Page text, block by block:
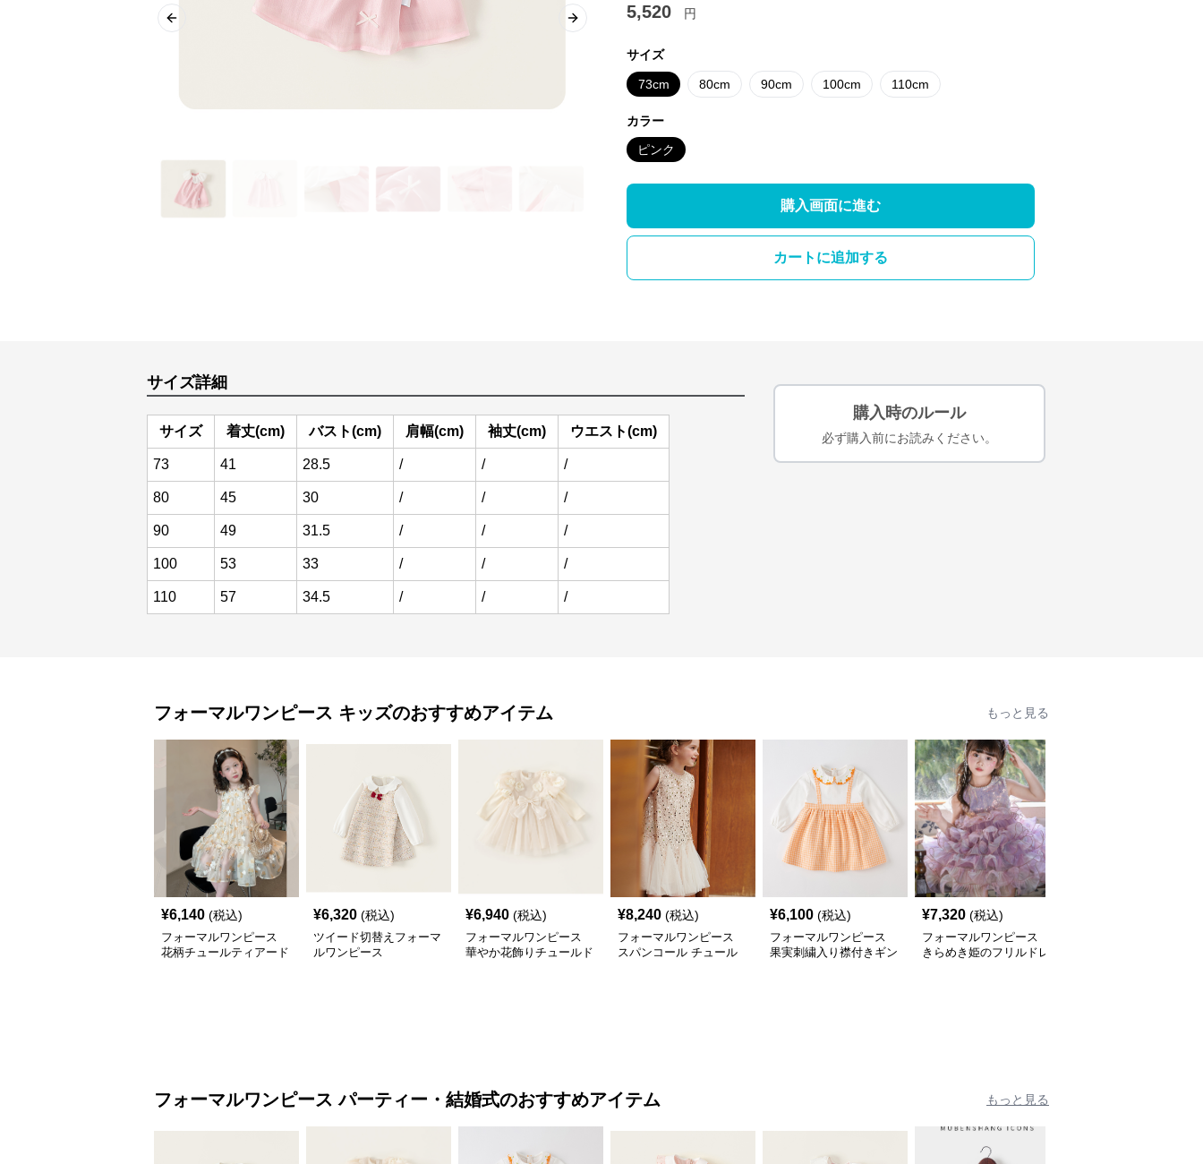
Previous slide Next slide
5,520 円
サイズ
73cm 80cm 90cm 100cm 110cm
カラー
ピンク
購入画面に進む
カートに追加する
サイズ詳細
サイズ 着丈(cm) バスト(cm) 肩幅(cm) 袖丈(cm) ウエスト(cm)
73 41 28.5 / / /
80 45 30 / / /
90 49 31.5 / / /
100 53 33 / / /
110 57 34.5 / / /
購入時のルール
必ず購入前にお読みください。
フォーマルワンピース キッズのおすすめアイテム もっと見る
¥6,140 (税込)
フォーマルワンピース
花柄チュールティアード
¥6,320 (税込)
ツイード切替えフォーマ
ルワンピース
¥6,940 (税込)
フォーマルワンピース
華やか花飾りチュールド
¥8,240 (税込)
フォーマルワンピース
スパンコール チュール
¥6,100 (税込)
フォーマルワンピース
果実刺繍入り襟付きギン
¥7,320 (税込)
フォーマルワンピース
きらめき姫のフリルドレ
フォーマルワンピース パーティー・結婚式のおすすめアイテム もっと見る